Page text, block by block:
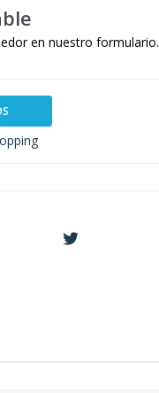
en nuestro formulario.